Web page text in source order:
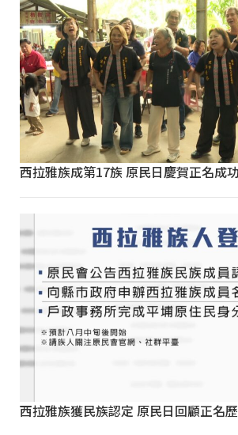
西拉雅族成第17族 原民日慶賀正名成功
西拉雅族獲民族認定 原民日回顧正名